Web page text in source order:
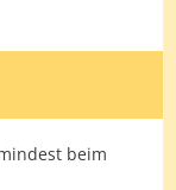
was gelesen.
beim